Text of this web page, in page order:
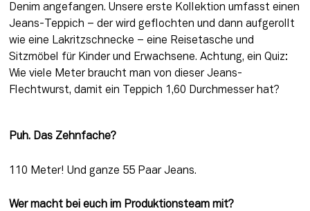
Denim angefangen. Unsere erste Kollektion umfasst einen
Jeans-Teppich – der wird geflochten und dann aufgerollt
wie eine Lakritzschnecke – eine Reisetasche und
Sitzmöbel für Kinder und Erwachsene. Achtung, ein Quiz:
Wie viele Meter braucht man von dieser Jeans-
Flechtwurst, damit ein Teppich 1,60 Durchmesser hat?
Puh. Das Zehnfache?
110 Meter! Und ganze 55 Paar Jeans.
Wer macht bei euch im Produktionsteam mit?